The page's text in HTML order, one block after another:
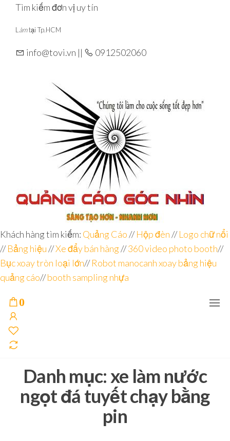
Skip
content
Tìm kiếm đơn vị uy tín
L àmtại Tp.HCM
info@tovi.vn || 0912502060
Đơn vị
chuyên
sâu – 8
năm
kinh
nghiệm
Góc
Nhìn
Agency –
nhà sản
xuất
POSM,
Quầy
Sampling,
Booth
trưng
bày, tủ
trưng
bày… tại
Tp.Hồ
Khách hàng tìm kiếm: Quảng Cáo//Hộp đèn//Logo chữ nổi
//Bảng hiệu//Xe đẩy bán hàng//360 video photo booth//
Bục xoay tròn loại lớn//Robot manocanh xoay bảng hiệu
quảng cáo//booth sampling nhựa
0
Danh mục: xe làm nước
ngọt đá tuyết chạy bằng
pin